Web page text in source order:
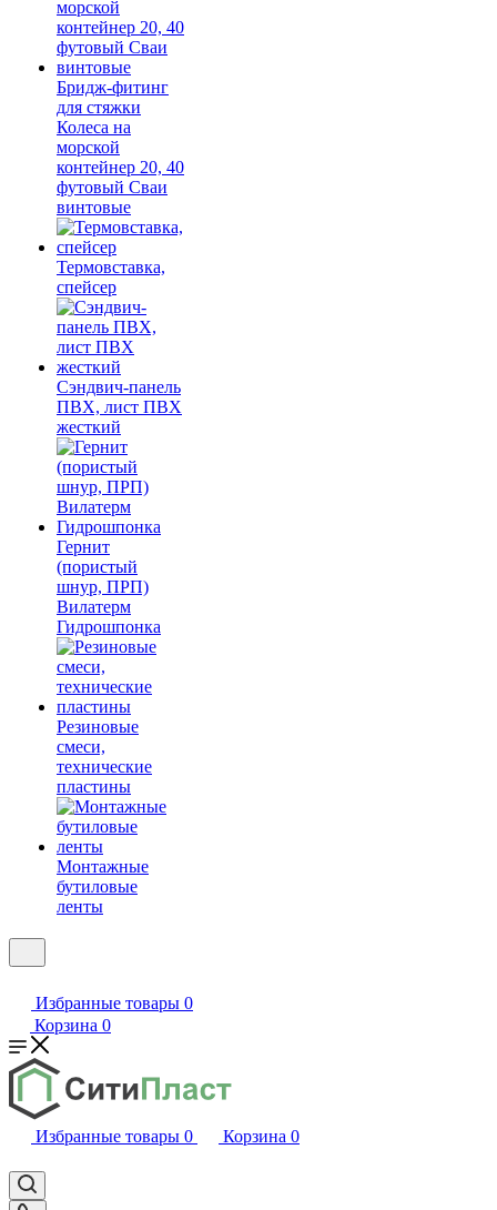
Бридж-фитинг
для стяжки
Колеса на
морской
контейнер 20, 40
футовый Сваи
винтовые
Термовставка,
спейсер
Сэндвич-панель
ПВХ, лист ПВХ
жесткий
Гернит
(пористый
шнур, ПРП)
Вилатерм
Гидрошпонка
Резиновые
смеси,
технические
пластины
Монтажные
бутиловые
ленты
Избранные товары 0
Корзина 0
Избранные товары 0 Корзина 0